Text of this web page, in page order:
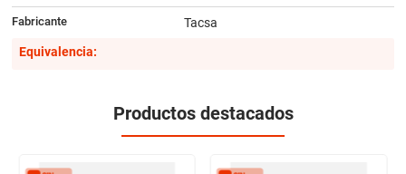
Fabricante
Tacsa
Equivalencia:
Productos destacados